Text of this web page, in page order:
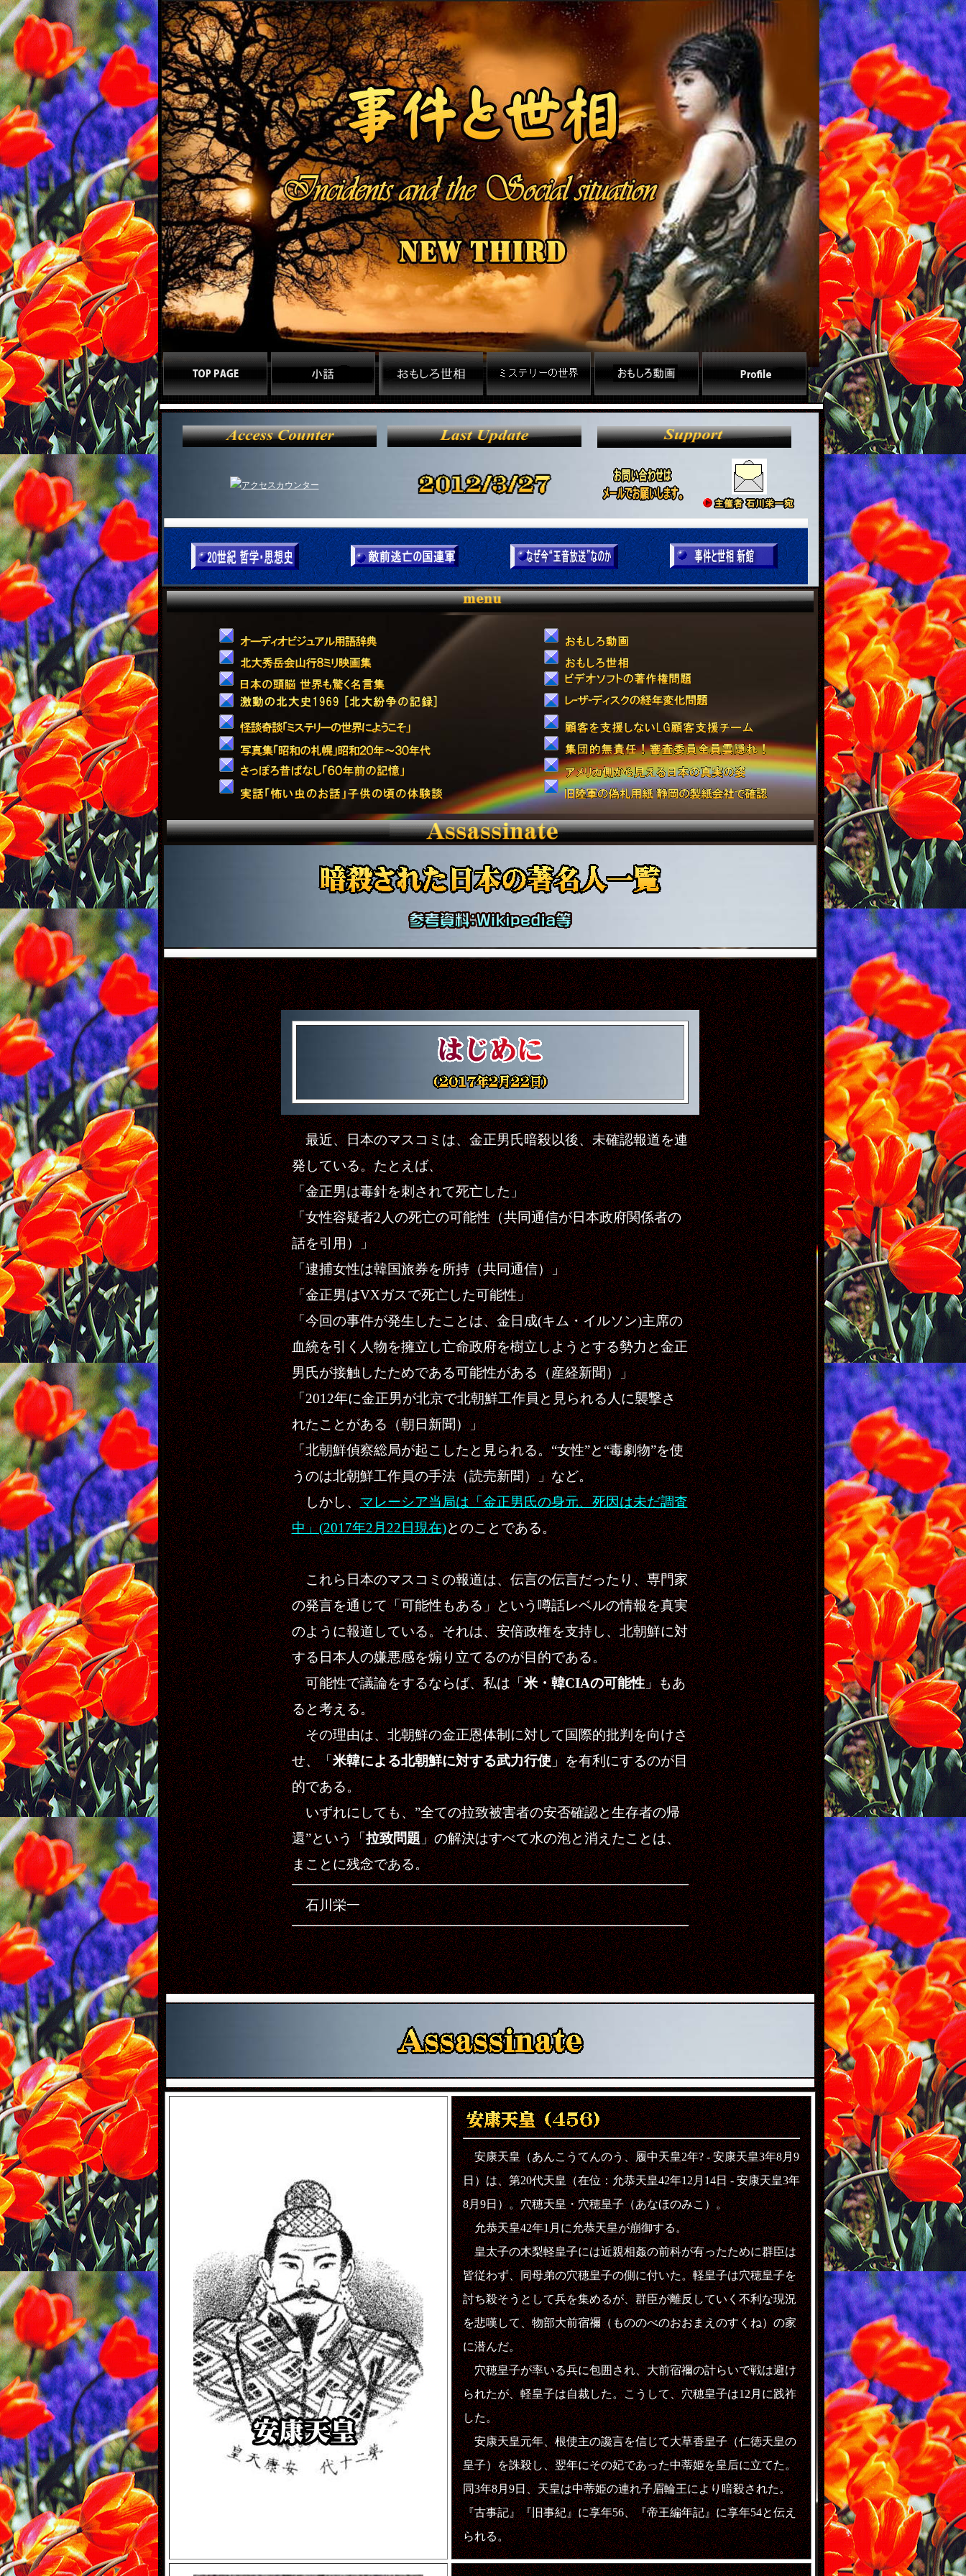
最近、日本のマスコミは、金正男氏暗殺以後、未確認報道を連
発している。たとえば、
「金正男は毒針を刺されて死亡した」
「女性容疑者2人の死亡の可能性（共同通信が日本政府関係者の
話を引用）」
「逮捕女性は韓国旅券を所持（共同通信）」
「金正男はVXガスで死亡した可能性」
「今回の事件が発生したことは、金日成(キム・イルソン)主席の
血統を引く人物を擁立し亡命政府を樹立しようとする勢力と金正
男氏が接触したためである可能性がある（産経新聞）」
「2012年に金正男が北京で北朝鮮工作員と見られる人に襲撃さ
れたことがある（朝日新聞）」
「北朝鮮偵察総局が起こしたと見られる。“女性”と“毒劇物”を使
うのは北朝鮮工作員の手法（読売新聞）」など。
しかし、マレーシア当局は「金正男氏の身元、死因は未だ調査
中」(2017年2月22日現在)とのことである。
これら日本のマスコミの報道は、伝言の伝言だったり、専門家
の発言を通じて「可能性もある」という噂話レベルの情報を真実
のように報道している。それは、安倍政権を支持し、北朝鮮に対
する日本人の嫌悪感を煽り立てるのが目的である。
可能性で議論をするならば、私は「米・韓CIAの可能性」もあ
ると考える。
その理由は、北朝鮮の金正恩体制に対して国際的批判を向けさ
せ、「米韓による北朝鮮に対する武力行使」を有利にするのが目
的である。
いずれにしても、”全ての拉致被害者の安否確認と生存者の帰
還”という「拉致問題」の解決はすべて水の泡と消えたことは、
まことに残念である。
石川栄一
安康天皇（あんこうてんのう、履中天皇2年? - 安康天皇3年8月9
日）は、第20代天皇（在位：允恭天皇42年12月14日 - 安康天皇3年
8月9日）。穴穂天皇・穴穂皇子（あなほのみこ）。
允恭天皇42年1月に允恭天皇が崩御する。
皇太子の木梨軽皇子には近親相姦の前科が有ったために群臣は
皆従わず、同母弟の穴穂皇子の側に付いた。軽皇子は穴穂皇子を
討ち殺そうとして兵を集めるが、群臣が離反していく不利な現況
を悲嘆して、物部大前宿禰（もののべのおおまえのすくね）の家
に潜んだ。
穴穂皇子が率いる兵に包囲され、大前宿禰の計らいで戦は避け
られたが、軽皇子は自裁した。こうして、穴穂皇子は12月に践祚
した。
安康天皇元年、根使主の讒言を信じて大草香皇子（仁徳天皇の
皇子）を誅殺し、翌年にその妃であった中蒂姫を皇后に立てた。
同3年8月9日、天皇は中蒂姫の連れ子眉輪王により暗殺された。
『古事記』『旧事紀』に享年56、『帝王編年記』に享年54と伝え
られる。